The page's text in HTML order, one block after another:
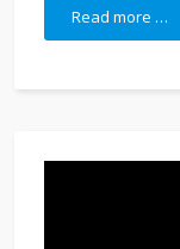
Read more …